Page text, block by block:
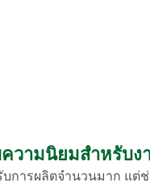
ความนิยมสำหรับ
การผลิตจำนวนมาก แ